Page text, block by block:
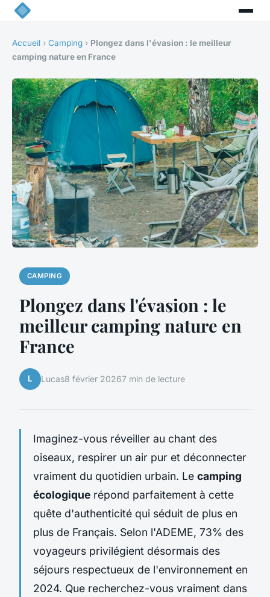
Accueil › Camping › Plongez dans l'évasion : le meilleur
camping nature en France
CAMPING
Plongez dans l'évasion : le
meilleur camping nature en
France
L Lucas8 février 20267 min de lecture
Imaginez-vous réveiller au chant des
oiseaux, respirer un air pur et déconnecter
vraiment du quotidien urbain. Le camping
écologique répond parfaitement à cette
quête d'authenticité qui séduit de plus en
plus de Français. Selon l'ADEME, 73% des
voyageurs privilégient désormais des
séjours respectueux de l'environnement en
2024. Que recherchez-vous vraiment dans